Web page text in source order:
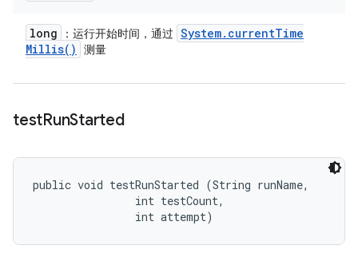
long ：运行开始时间，通过 System. currentTime
Millis( ) 测量
testRunStarted
public void testRunStarted (String runName,
                int testCount,
                int attempt)